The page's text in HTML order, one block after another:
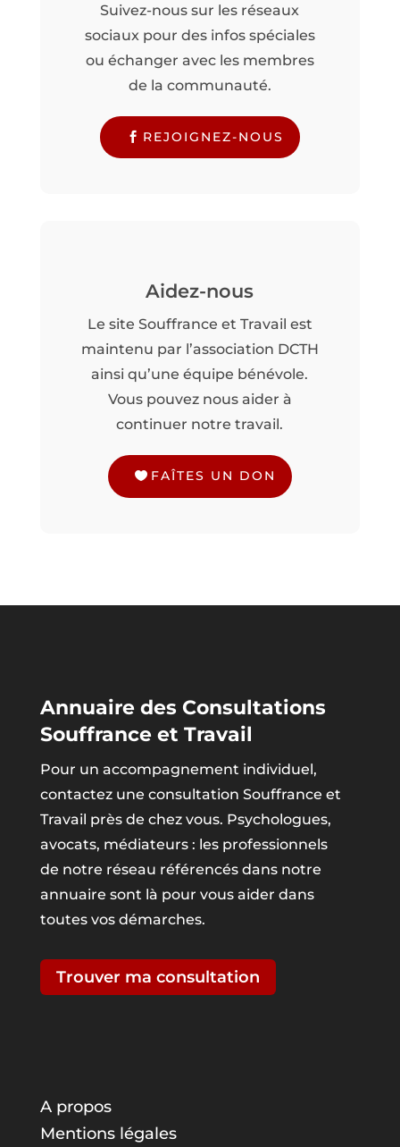
Suivez-nous sur les réseaux
sociaux pour des infos spéciales
ou échanger avec les membres
de la communauté.
REJOIGNEZ-NOUS
Aidez-nous
Le site Souffrance et Travail est
maintenu par l’association DCTH
ainsi qu’une équipe bénévole.
Vous pouvez nous aider à
continuer notre travail.
FAÎTES UN DON
Annuaire des Consultations
Souffrance et Travail
Pour un accompagnement individuel,
contactez une consultation Souffrance et
Travail près de chez vous. Psychologues,
avocats, médiateurs : les professionnels
de notre réseau référencés dans notre
annuaire sont là pour vous aider dans
toutes vos démarches.
Trouver ma consultation
A propos
Mentions légales